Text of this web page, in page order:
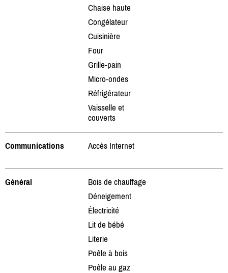
Chaise haute
Congélateur
Cuisinière
Four
Grille-pain
Micro-ondes
Réfrigérateur
Vaisselle et
couverts
Communications Accès Internet
Général
Bois de chauffage
Déneigement
Électricité
Lit de bébé
Literie
Poêle à bois
Poêle au gaz